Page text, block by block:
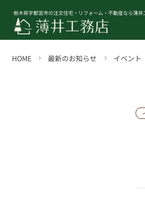
栃木県宇都宮市の注文住宅・リフォーム・不動産なら薄井
HOME 最新のお知らせ イベント